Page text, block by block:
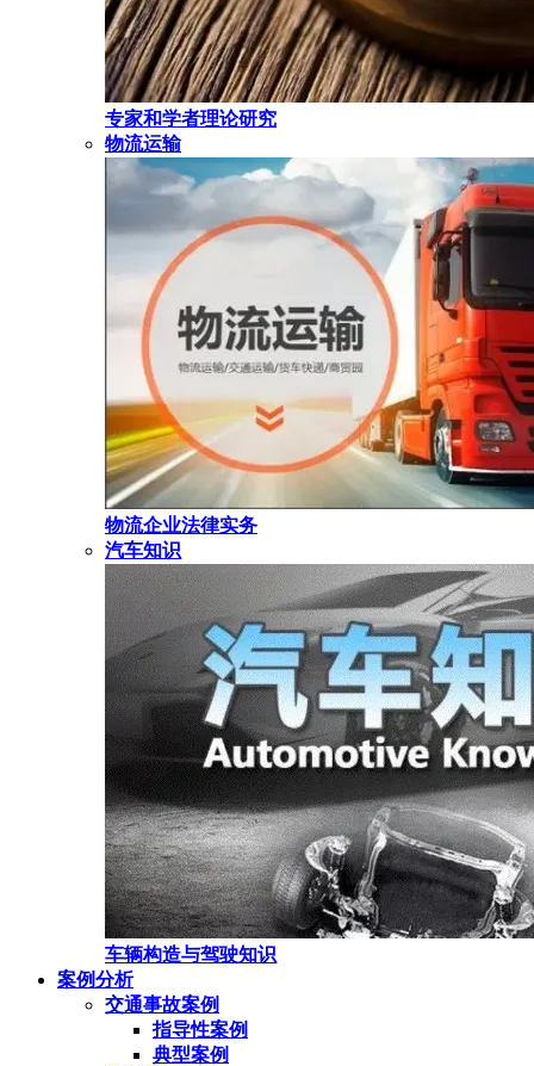
专家和学者理论研究
物流运输
物流企业法律实务
汽车知识
车辆构造与驾驶知识
案例分析
交通事故案例
指导性案例
典型案例